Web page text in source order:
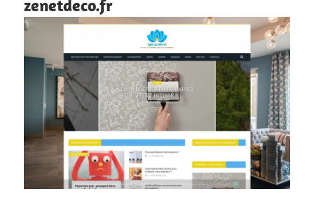
zenetdeco.fr